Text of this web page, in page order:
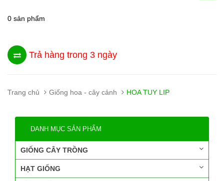
0 sản phẩm
Trả hàng trong 3 ngày
Trang chủ Giống hoa - cây cảnh HOA TUY LIP
DANH MỤC SẢN PHẨM
GIỐNG CÂY TRỒNG
HẠT GIỐNG